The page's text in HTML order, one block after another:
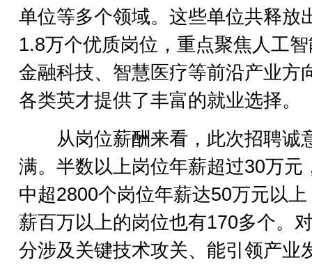
单位等多个领域。这些单位共释放
1.8万个优质岗位，重点聚焦人工
金融科技、智慧医疗等前沿产业方
各类英才提供了丰富的就业选择。
从岗位薪酬来看，此次招聘诚
满。半数以上岗位年薪超过30万元
中超2800个岗位年薪达50万元以上
薪百万以上的岗位也有170多个。
分涉及关键技术攻关、能引领产业